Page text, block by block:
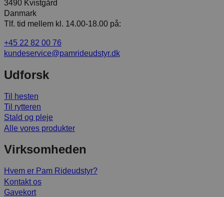
3490 Kvistgård
Danmark
Tlf. tid mellem kl. 14.00-18.00 på:
+45 22 82 00 76
kundeservice@pamrideudstyr.dk
Udforsk
Til hesten
Til rytteren
Stald og pleje
Alle vores produkter
Virksomheden
Hvem er Pam Rideudstyr?
Kontakt os
Gavekort